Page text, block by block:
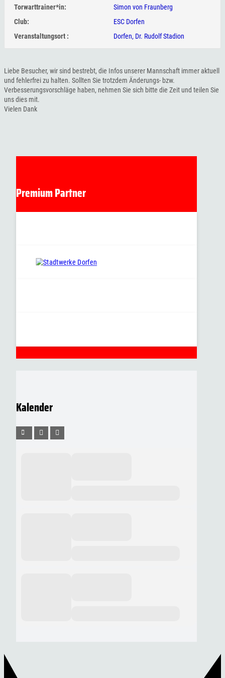
Torwarttrainer*in:
Simon von Fraunberg
Club:
ESC Dorfen
Veranstaltungsort :
Dorfen, Dr. Rudolf Stadion
Liebe Besucher, wir sind bestrebt, die Infos unserer Mannschaft immer aktuell
und fehlerfrei zu halten. Sollten Sie trotzdem Änderungs- bzw.
Verbesserungsvorschläge haben, nehmen Sie sich bitte die Zeit und teilen Sie
uns dies mit.
Vielen Dank
Premium Partner
Kalender